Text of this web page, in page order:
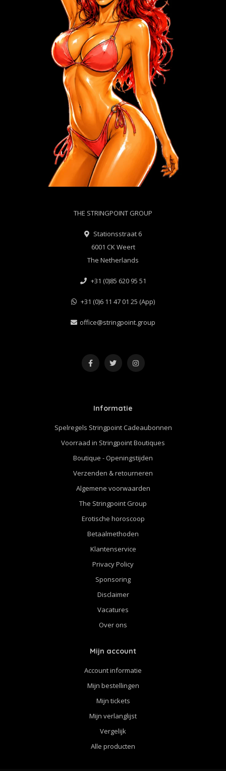
THE STRINGPOINT GROUP
Stationsstraat 6
6001 CK Weert
The Netherlands
+31 (0)85 620 95 51
+31 (0)6 11 47 01 25 (App)
office@stringpoint.group
Informatie
Spelregels Stringpoint Cadeaubonnen
Voorraad in Stringpoint Boutiques
Boutique - Openingstijden
Verzenden & retourneren
Algemene voorwaarden
The Stringpoint Group
Erotische horoscoop
Betaalmethoden
Klantenservice
Privacy Policy
Sponsoring
Disclaimer
Vacatures
Over ons
Mijn account
Account informatie
Mijn bestellingen
Mijn tickets
Mijn verlanglijst
Vergelijk
Alle producten